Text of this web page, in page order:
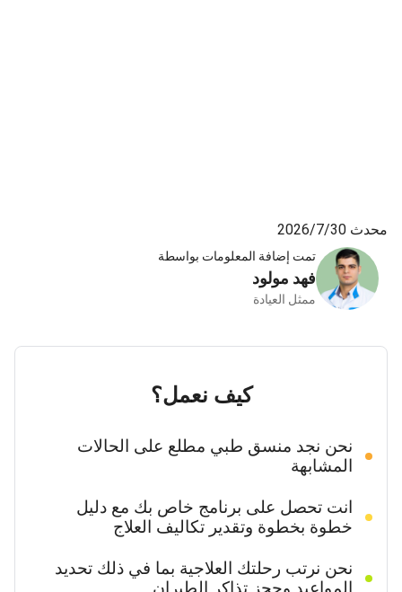
تمت إضافة المعلومات بواسطة
فهد مولود
ممثل العيادة
محدث 30‏/7‏/2026
كيف نعمل؟
نحن نجد منسق طبي مطلع على الحالات
المشابهة
انت تحصل على برنامج خاص بك مع دليل
خطوة بخطوة وتقدير تكاليف العلاج
نحن نرتب رحلتك العلاجية بما في ذلك تحديد